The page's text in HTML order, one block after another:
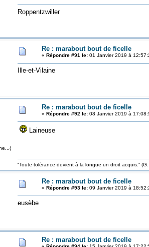
Roppentzwiller
Re : marabout bout de ficelle
« Répondre #91 le:01 Janvier 2019 à
Ille-et-Vilaine
Re : marabout bout de ficelle
« Répondre #92 le:08 Janvier 2019 à
Laineuse
“Toute tolérance devient à la longue un droit acquis.”
Re : marabout bout de ficelle
« Répondre #93 le:09 Janvier 2019 à
eusèbe
Re : marabout bout de ficelle